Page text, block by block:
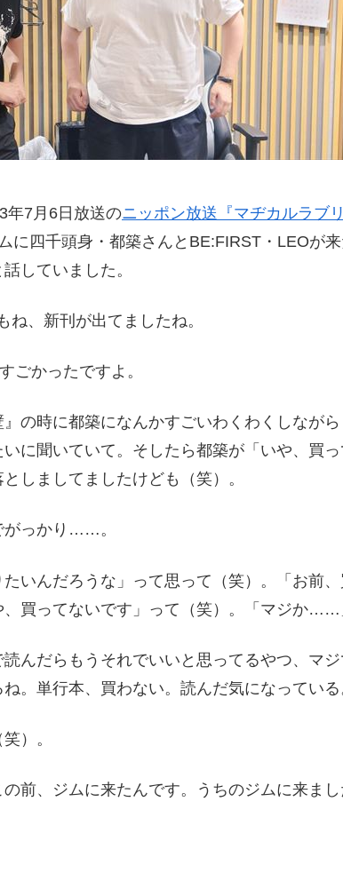
年7月6日放送のニッポン放送『マヂカルラブ
に四千頭身・都築さんとBE:FIRST・LEOが
していました。
ね、新刊が出てましたね。
ごかったですよ。
』の時に都築になんかすごいわくわくしなが
に聞いていて。そしたら都築が「いや、買
しましてましたけども（笑）。
がっかり……。
たいんだろうな」って思って（笑）。「お前
買ってないです」って（笑）。「マジか……
読んだらもうそれでいいと思ってるやつ、マ
。単行本、買わない。読んだ気になっている
）。
の前、ジムに来たんです。うちのジムに来まし